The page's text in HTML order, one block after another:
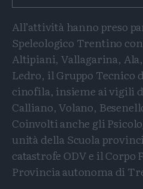
All’attività hanno preso
Speleologico Trentino
Altipiani, Vallagarina, Ala,
Ledro, il Gruppo Tecnico
cinofila, insieme ai vigili
Calliano, Volano,
Coinvolti anche gli
unità della Scuola
catastrofe ODV e il Corpo
Provincia autonoma di